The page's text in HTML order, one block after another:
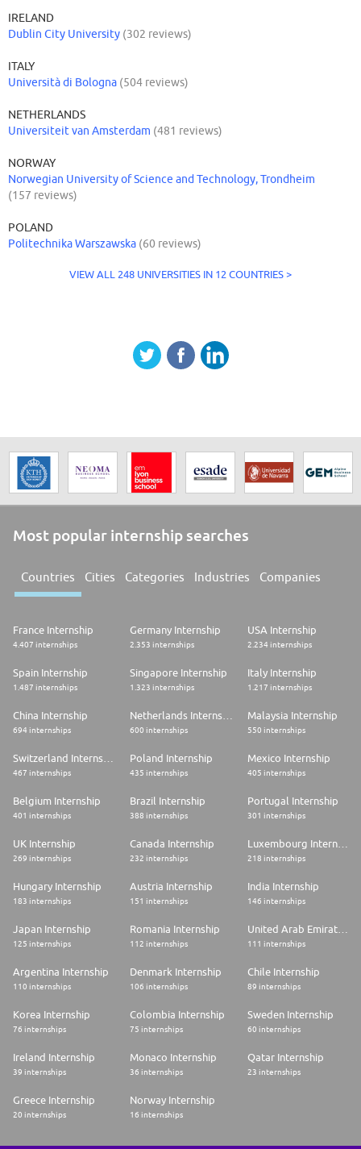
IRELAND
Dublin City University (302 reviews)
ITALY
Università di Bologna (504 reviews)
NETHERLANDS
Universiteit van Amsterdam (481 reviews)
NORWAY
Norwegian University of Science and Technology, Trondheim
(157 reviews)
POLAND
Politechnika Warszawska (60 reviews)
VIEW ALL 248 UNIVERSITIES IN 12 COUNTRIES >
Most popular internship searches
Countries Cities Categories Industries Companies
France Internship
4.407 internships
Germany Internship
2.353 internships
USA Internship
2.234 internships
Spain Internship
1.487 internships
Singapore Internship
1.323 internships
Italy Internship
1.217 internships
China Internship
694 internships 600 internships
Malaysia Internship
550 internships
467 internships
Poland Internship
435 internships
Mexico Internship
405 internships
Belgium Internship
401 internships
Brazil Internship
388 internships
Portugal Internship
301 internships
UK Internship
269 internships
Canada Internship
232 internships
Luxembourg Internship
218 internships
Hungary Internship
183 internships
Austria Internship
151 internships
India Internship
146 internships
Japan Internship
125 internships
Romania Internship
112 internships
United Arab Emirates Internship
111 internships
Argentina Internship
110 internships
Denmark Internship
106 internships
Chile Internship
89 internships
Korea Internship
76 internships
Colombia Internship
75 internships
Sweden Internship
60 internships
Ireland Internship
39 internships
Monaco Internship
36 internships
Qatar Internship
23 internships
Greece Internship
20 internships
Norway Internship
16 internships